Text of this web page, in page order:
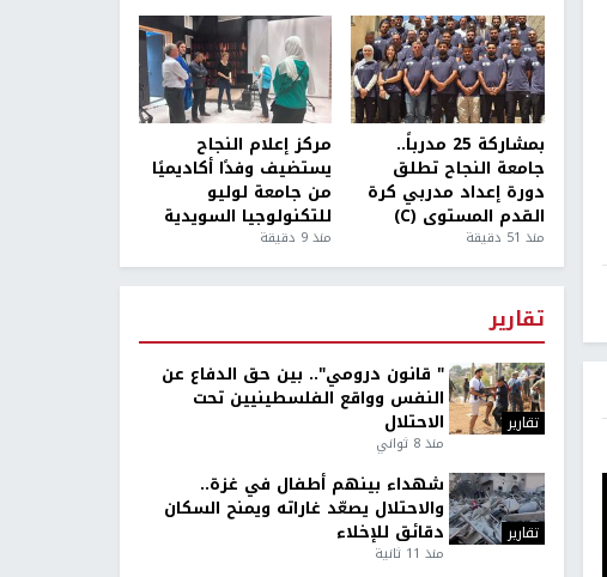
بمشاركة 25 مدرباً..
جامعة النجاح تطلق
دورة إعداد مدربي كرة
القدم المستوى (C)
منذ 51 دقيقة
مركز إعلام النجاح
يستضيف وفدًا أكاديميًا
من جامعة لوليو
للتكنولوجيا السويدية
منذ 9 دقيقة
تقارير
تقارير
" قانون درومي".. بين حق الدفاع عن
النفس وواقع الفلسطينيين تحت
الاحتلال
منذ 8 ثواني
تقارير
شهداء بينهم أطفال في غزة..
والاحتلال يصعّد غاراته ويمنح السكان
دقائق للإخلاء
منذ 11 ثانية